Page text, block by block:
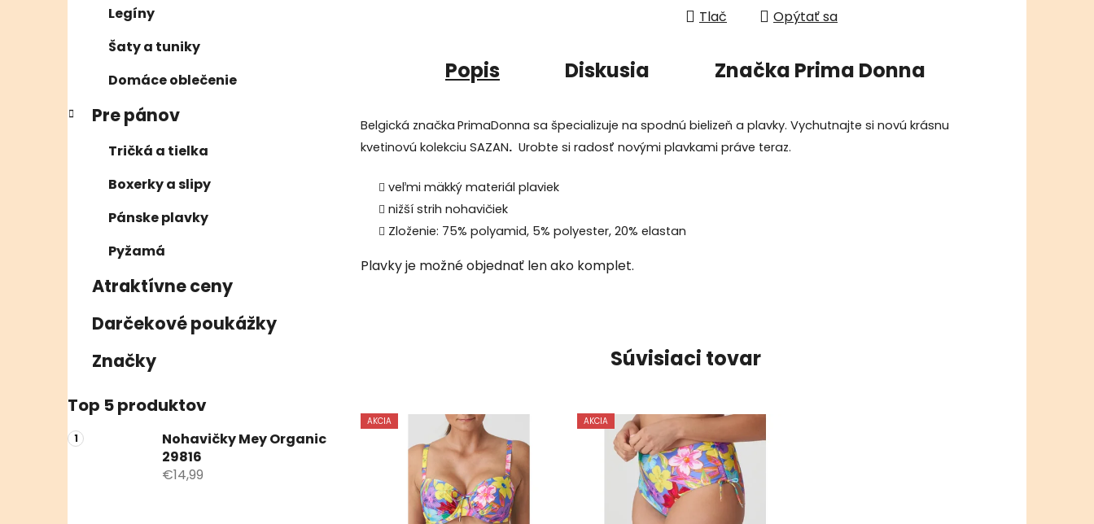
Legíny
Šaty a tuniky
Domáce oblečenie
Pre pánov
Tričká a tielka
Boxerky a slipy
Pánske plavky
Pyžamá
Atraktívne ceny
Darčekové poukážky
Značky
Top 5 produktov
Nohavičky Mey Organic
29816
€14,99
Tlač Opýtať sa
Popis Diskusia Značka Prima Donna
Belgická značka PrimaDonna sa špecializuje na spodnú bielizeň a plavky. Vychutnajte si novú krásnu
kvetinovú kolekciu SAZAN. Urobte si radosť novými plavkami práve teraz.
veľmi mäkký materiál plaviek
nižší strih nohavičiek
Zloženie: 75% polyamid, 5% polyester, 20% elastan
Plavky je možné objednať len ako komplet.
Súvisiaci tovar
AKCIA AKCIA